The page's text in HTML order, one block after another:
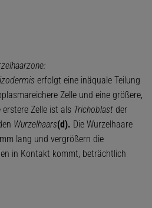
erfolgt eine inäquale Teilung
Zelle und eine größere,
Zelle ist als Trichoblast der
Wurzelhaars(d). Die Wurzelhaare
lang und vergrößern die
in Kontakt kommt, beträchtlich